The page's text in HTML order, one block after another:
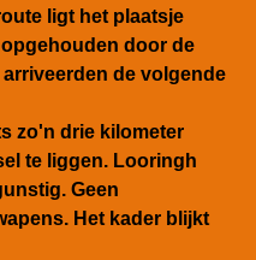
ligt het plaatsje
door de
de volgende
zo'n drie kilometer
te liggen. Looringh
Geen
Het kader blijkt